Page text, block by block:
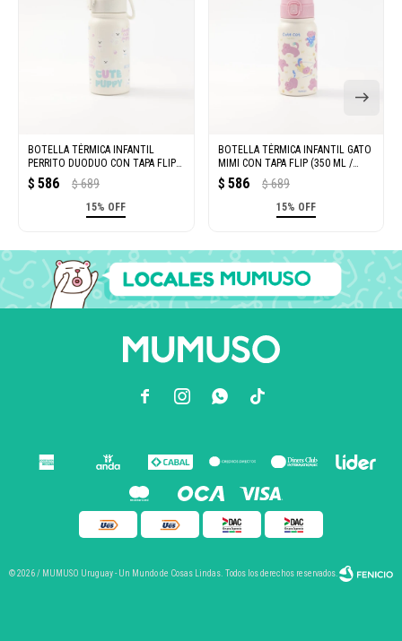
BOTELLA TÉRMICA INFANTIL
PERRITO DUODUO CON TAPA FLIP
(350 ML / BLANCO)
$ 586 $ 689
15% OFF
BOTELLA TÉRMICA INFANTIL GATO
MIMI CON TAPA FLIP (350 ML /
ROSA)
$ 586 $ 689
15% OFF
  
© 2026 / MUMUSO Uruguay - Un Mundo de Cosas Lindas. Todos los derechos reservados.